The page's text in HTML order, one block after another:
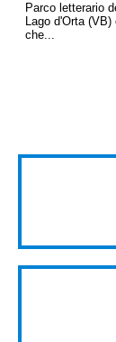
Parco letterario
Lago d'Orta
che...